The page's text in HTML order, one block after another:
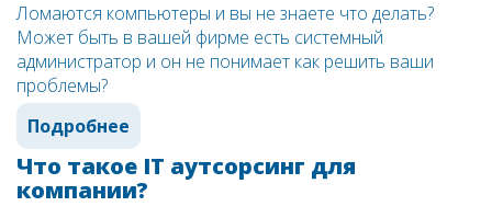
Ломаются компьютеры и вы не знаете что делать?
Может быть в вашей фирме есть системный
администратор и он не понимает как решить ваши
проблемы?
Подробнее
Что такое IT аутсорсинг для
компании?